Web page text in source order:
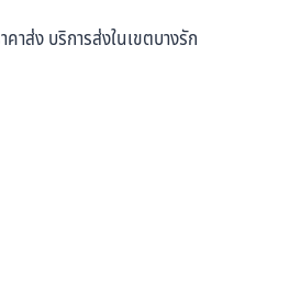
าส่ง บริการส่งในเขตบางรัก